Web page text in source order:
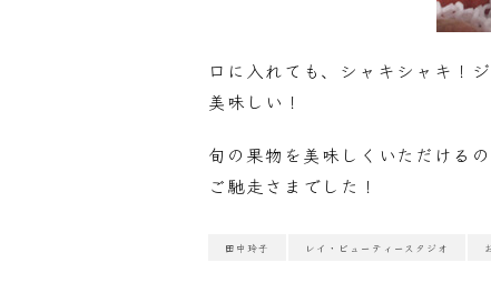
口に入れても、シャキシャキ！
美味しい！
旬の果物を美味しくいただける
ご馳走さまでした！
田中玲子 レイ・ビューティースタジオ